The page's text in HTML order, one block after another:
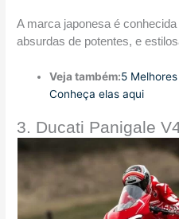
A marca japonesa é
absurdas de potentes, e
Veja também:5
Conheça elas aqui
3. Ducati Panigale